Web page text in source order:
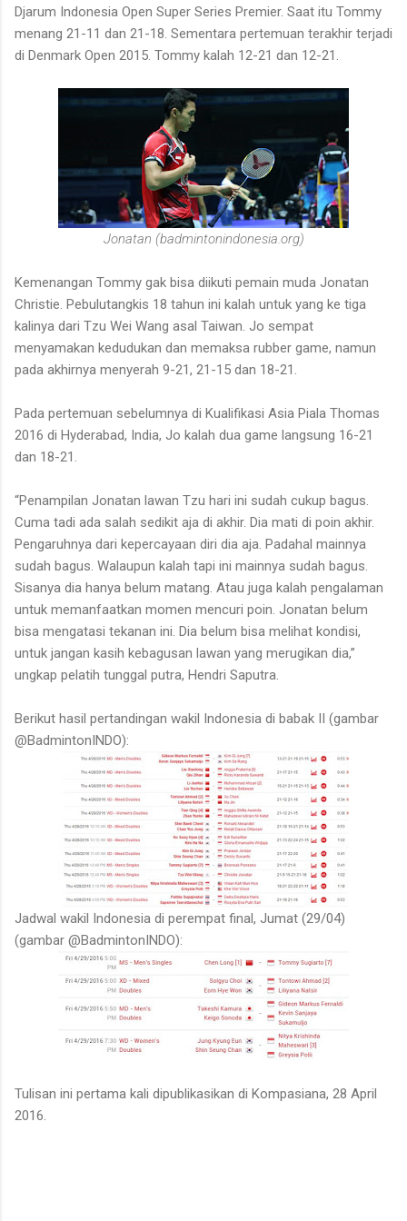
Djarum Indonesia Open Super Series Premier. Saat itu Tommy
menang 21-11 dan 21-18. Sementara pertemuan terakhir terjadi
di Denmark Open 2015. Tommy kalah 12-21 dan 12-21.
Jonatan (badmintonindonesia.org)
Kemenangan Tommy gak bisa diikuti pemain muda Jonatan
Christie. Pebulutangkis 18 tahun ini kalah untuk yang ke tiga
kalinya dari Tzu Wei Wang asal Taiwan. Jo sempat
menyamakan kedudukan dan memaksa rubber game, namun
pada akhirnya menyerah 9-21, 21-15 dan 18-21.
Pada pertemuan sebelumnya di Kualifikasi Asia Piala Thomas
2016 di Hyderabad, India, Jo kalah dua game langsung 16-21
dan 18-21.
“Penampilan Jonatan lawan Tzu hari ini sudah cukup bagus.
Cuma tadi ada salah sedikit aja di akhir. Dia mati di poin akhir.
Pengaruhnya dari kepercayaan diri dia aja. Padahal mainnya
sudah bagus. Walaupun kalah tapi ini mainnya sudah bagus.
Sisanya dia hanya belum matang. Atau juga kalah pengalaman
untuk memanfaatkan momen mencuri poin. Jonatan belum
bisa mengatasi tekanan ini. Dia belum bisa melihat kondisi,
untuk jangan kasih kebagusan lawan yang merugikan dia,”
ungkap pelatih tunggal putra, Hendri Saputra.
Berikut hasil pertandingan wakil Indonesia di babak II (gambar
@BadmintonINDO):
Jadwal wakil Indonesia di perempat final, Jumat (29/04)
(gambar @BadmintonINDO):
Tulisan ini pertama kali dipublikasikan di Kompasiana, 28 April
2016.